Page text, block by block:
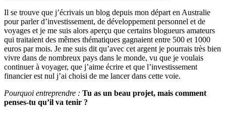
Il se trouve que j’écrivais un blog depuis mon départ en Australie
pour parler d’investissement, de développement personnel et de
voyages et je me suis alors aperçu que certains blogueurs amateurs
qui traitaient des mêmes thématiques gagnaient entre 500 et 1000
euros par mois. Je me suis dit qu’avec cet argent je pourrais très bien
vivre dans de nombreux pays dans le monde, vu que je voulais
continuer à voyager, que j’aime écrire et que l’investissement
financier est nul j’ai choisi de me lancer dans cette voie.
Pourquoi entreprendre : Tu as un beau projet, mais comment
penses-tu qu’il va tenir ?